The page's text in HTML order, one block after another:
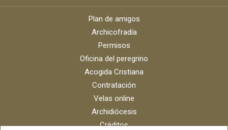
Plan de amigos
Archicofradía
Permisos
Oficina del peregrino
Acogida Cristiana
Contratación
Velas online
Archidiócesis
Créditos